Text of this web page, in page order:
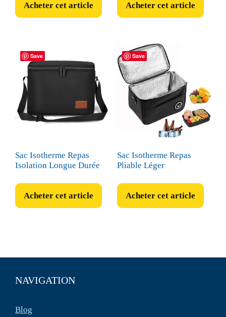
Acheter cet article Acheter cet article
Save
Sac Isotherme Repas
Isolation Longue Durée
Acheter cet article
Save
Sac Isotherme Repas
Pliable Léger
Acheter cet article
NAVIGATION
Blog